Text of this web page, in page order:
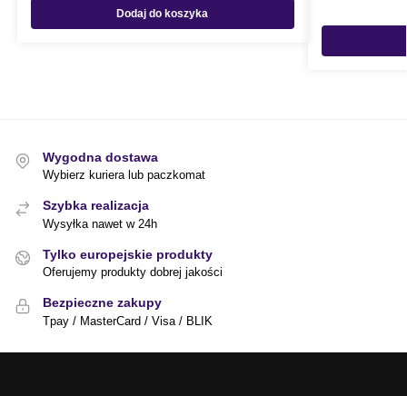
Dodaj do koszyka
Wygodna dostawa
Wybierz kuriera lub paczkomat
Szybka realizacja
Wysyłka nawet w 24h
Tylko europejskie produkty
Oferujemy produkty dobrej jakości
Bezpieczne zakupy
Tpay / MasterCard / Visa / BLIK